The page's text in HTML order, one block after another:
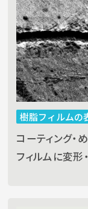
樹脂フィルムの
コーティング・
フィルムに変形